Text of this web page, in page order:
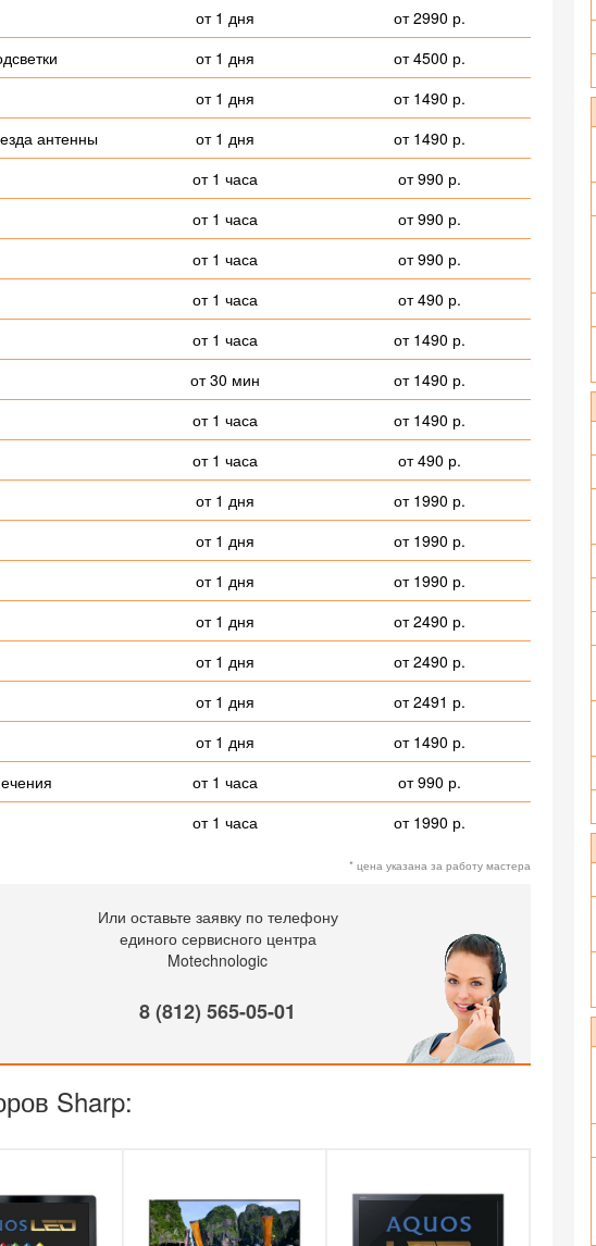
от 1 дня
от 2990 р.
от 1 дня
от 4500 р.
от 1 дня
от 1490 р.
антенны
от 1 дня
от 1490 р.
от 1 часа
от 990 р.
от 1 часа
от 990 р.
от 1 часа
от 990 р.
от 1 часа
от 490 р.
от 1 часа
от 1490 р.
от 30 мин
от 1490 р.
от 1 часа
от 1490 р.
от 1 часа
от 490 р.
от 1 дня
от 1990 р.
от 1 дня
от 1990 р.
от 1 дня
от 1990 р.
от 1 дня
от 2490 р.
от 1 дня
от 2490 р.
от 1 дня
от 2491 р.
от 1 дня
от 1490 р.
от 1 часа
от 990 р.
от 1 часа от 1990 р.
* цена указана за работу мастера
Или оставьте заявку по телефону
единого сервисного центра
Motechnologic
8 (812) 565-05-01
Sharp: